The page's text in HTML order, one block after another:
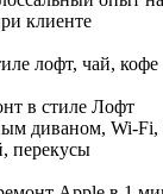
клиенте
в стиле Лофт
диваном, Wi-Fi,
перекусы